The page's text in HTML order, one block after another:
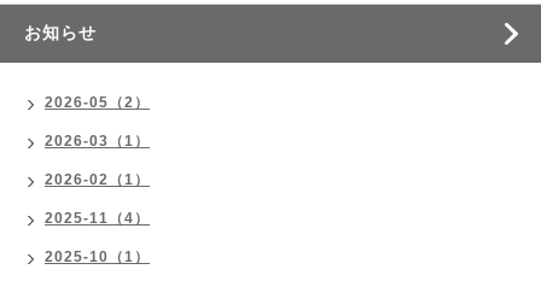
お知らせ
2026-05（2）
2026-03（1）
2026-02（1）
2025-11（4）
2025-10（1）